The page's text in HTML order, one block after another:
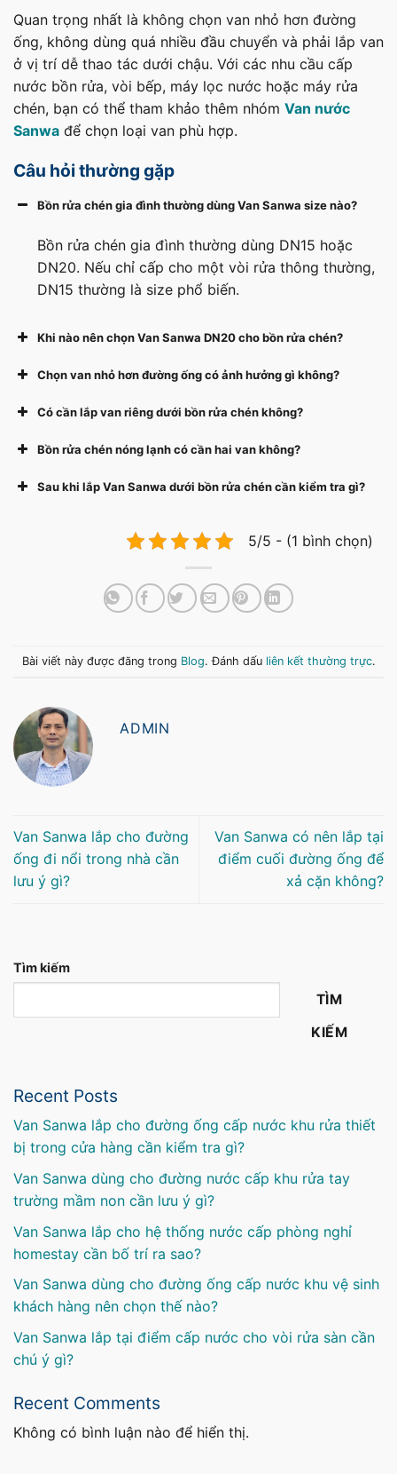
Quan trọng nhất là không chọn van nhỏ hơn đường
ống, không dùng quá nhiều đầu chuyển và phải lắp van
ở vị trí dễ thao tác dưới chậu. Với các nhu cầu cấp
nước bồn rửa, vòi bếp, máy lọc nước hoặc máy rửa
chén, bạn có thể tham khảo thêm nhóm Van nước
Sanwa để chọn loại van phù hợp.
Câu hỏi thường gặp
Bồn rửa chén gia đình thường dùng Van Sanwa size nào?
Bồn rửa chén gia đình thường dùng DN15 hoặc
DN20. Nếu chỉ cấp cho một vòi rửa thông thường,
DN15 thường là size phổ biến.
Khi nào nên chọn Van Sanwa DN20 cho bồn rửa chén?
Chọn van nhỏ hơn đường ống có ảnh hưởng gì không?
Có cần lắp van riêng dưới bồn rửa chén không?
Bồn rửa chén nóng lạnh có cần hai van không?
Sau khi lắp Van Sanwa dưới bồn rửa chén cần kiểm tra gì?
5/5 - (1 bình chọn)
Bài viết này được đăng trong Blog. Đánh dấu liên kết thường trực.
ADMIN
Van Sanwa lắp cho đường
ống đi nổi trong nhà cần
lưu ý gì?
Van Sanwa có nên lắp tại
điểm cuối đường ống để
xả cặn không?
Tìm kiếm
TÌM
KIẾM
Recent Posts
Van Sanwa lắp cho đường ống cấp nước khu rửa thiết
bị trong cửa hàng cần kiểm tra gì?
Van Sanwa dùng cho đường nước cấp khu rửa tay
trường mầm non cần lưu ý gì?
Van Sanwa lắp cho hệ thống nước cấp phòng nghỉ
homestay cần bố trí ra sao?
Van Sanwa dùng cho đường ống cấp nước khu vệ sinh
khách hàng nên chọn thế nào?
Van Sanwa lắp tại điểm cấp nước cho vòi rửa sàn cần
chú ý gì?
Recent Comments
Không có bình luận nào để hiển thị.